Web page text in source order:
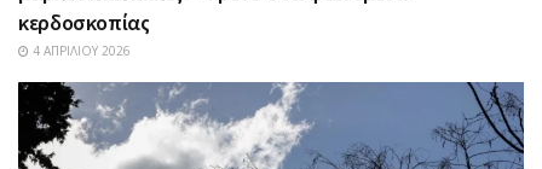
κερδοσκοπίας
4 ΑΠΡΙΛΊΟΥ 2026